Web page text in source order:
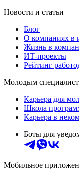
Новости и статьи
Блог
О компаниях в
Жизнь в
ИТ-проекты
Рейтинг
Молодым
Карьера для
Школа
Карьера в
Боты для
Мобильное